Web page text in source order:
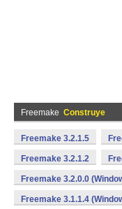
Freemake Construye
Freemake 3.2.1.5
Freemake 3.2.1.2
Freemake 3.2.0.0
Freemake 3.1.1.4